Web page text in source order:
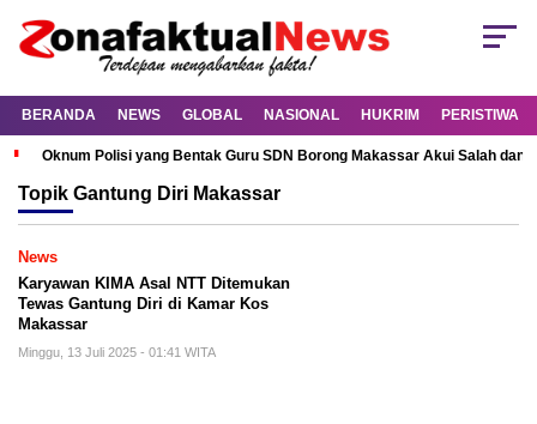
BERANDA NEWS GLOBAL NASIONAL HUKRIM PERISTIWA
Oknum Polisi yang Bentak Guru SDN Borong Makassar Akui Salah dan
Topik Gantung Diri Makassar
News
Karyawan KIMA Asal NTT Ditemukan
Tewas Gantung Diri di Kamar Kos
Makassar
Minggu, 13 Juli 2025 - 01:41 WITA